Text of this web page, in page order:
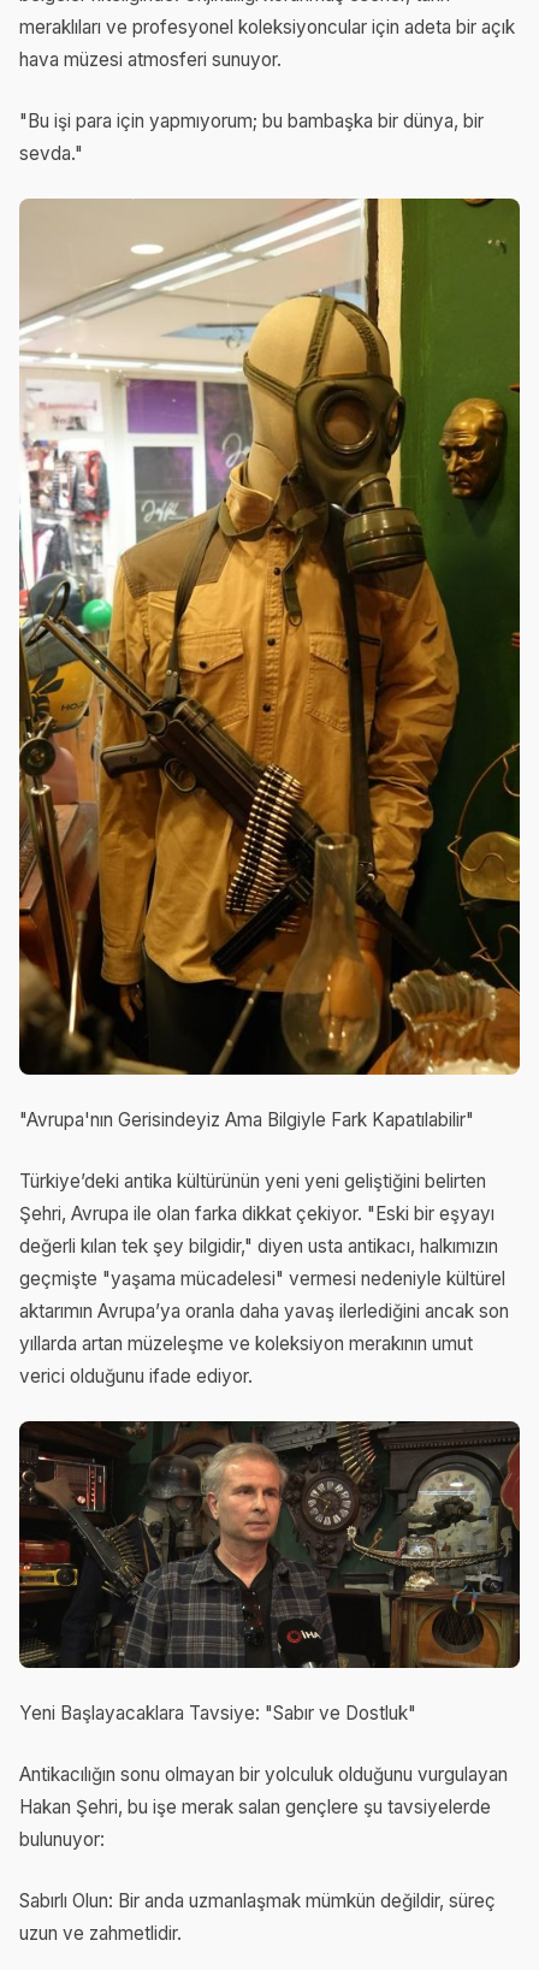
meraklıları ve profesyonel koleksiyoncular için adeta bir açık
hava müzesi atmosferi sunuyor.
"Bu işi para için yapmıyorum; bu bambaşka bir dünya, bir
sevda."
"Avrupa'nın Gerisindeyiz Ama Bilgiyle Fark Kapatılabilir"
Türkiye’deki antika kültürünün yeni yeni geliştiğini belirten
Şehri, Avrupa ile olan farka dikkat çekiyor. "Eski bir eşyayı
değerli kılan tek şey bilgidir," diyen usta antikacı, halkımızın
geçmişte "yaşama mücadelesi" vermesi nedeniyle kültürel
aktarımın Avrupa’ya oranla daha yavaş ilerlediğini ancak son
yıllarda artan müzeleşme ve koleksiyon merakının umut
verici olduğunu ifade ediyor.
Yeni Başlayacaklara Tavsiye: "Sabır ve Dostluk"
Antikacılığın sonu olmayan bir yolculuk olduğunu vurgulayan
Hakan Şehri, bu işe merak salan gençlere şu tavsiyelerde
bulunuyor:
Sabırlı Olun: Bir anda uzmanlaşmak mümkün değildir, süreç
uzun ve zahmetlidir.